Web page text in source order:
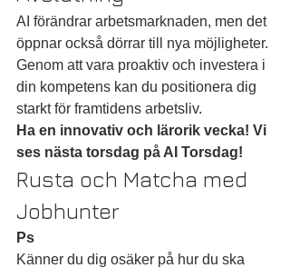
AI förändrar arbetsmarknaden, men det
öppnar också dörrar till nya möjligheter.
Genom att vara proaktiv och investera i
din kompetens kan du positionera dig
starkt för framtidens arbetsliv.
Ha en innovativ och lärorik vecka! Vi
ses nästa torsdag på AI Torsdag!
Rusta och Matcha med
Jobhunter
Ps
Känner du dig osäker på hur du ska